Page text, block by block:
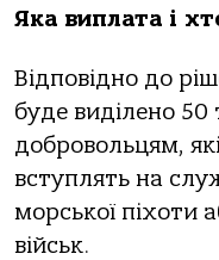
Яка виплата і
Відповідно до
буде виділено 50
добровольцям,
вступлять на
морської піхоти
військ.